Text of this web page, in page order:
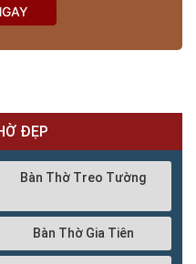
ĐẸP
Bàn Thờ Treo Tường
Bàn Thờ Gia Tiên